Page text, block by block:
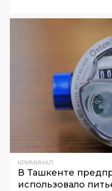
КРИМИНАЛ
В Ташкенте
использовало